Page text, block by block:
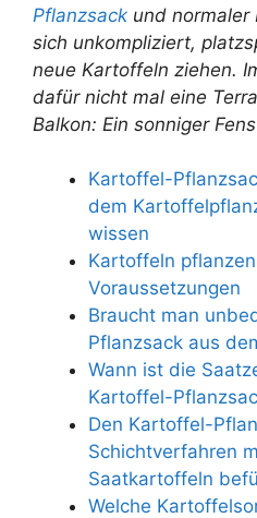
Pflanzsack und normaler
sich unkompliziert,
neue Kartoffeln ziehen.
dafür nicht mal eine
Balkon: Ein sonniger
Kartoffel-
dem
wissen
Kartoffeln
Voraussetzungen
Braucht man
Pflanzsack aus
Wann ist die
Kartoffel-
Den Kartoffel-
Schichtverfahren
Saatkartoffeln
Welche